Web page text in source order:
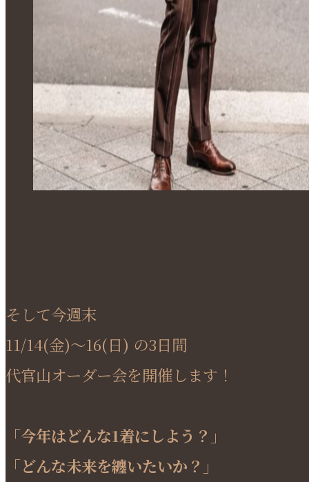
そして今週末
11/14(金)〜16(日) の3日間
代官山オーダー会を開催します！
「今年はどんな1着にしよう？」
「どんな未来を纏いたいか？」